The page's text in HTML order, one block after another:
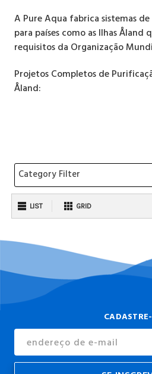
A Pure Aqua fabrica sistemas
para países como as Ilhas Åland
requisitos da Organização
Projetos Completos de
Åland:
Category Filter
LIST GRID
E-